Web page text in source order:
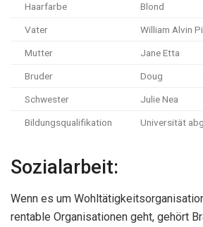
Haarfarbe Blond
Vater William Alvin
Mutter Jane Etta
Bruder Doug
Schwester Julie Nea
Bildungsqualifikation Universität
Sozialarbeit:
Wenn es um
rentable Organisationen geht, gehört